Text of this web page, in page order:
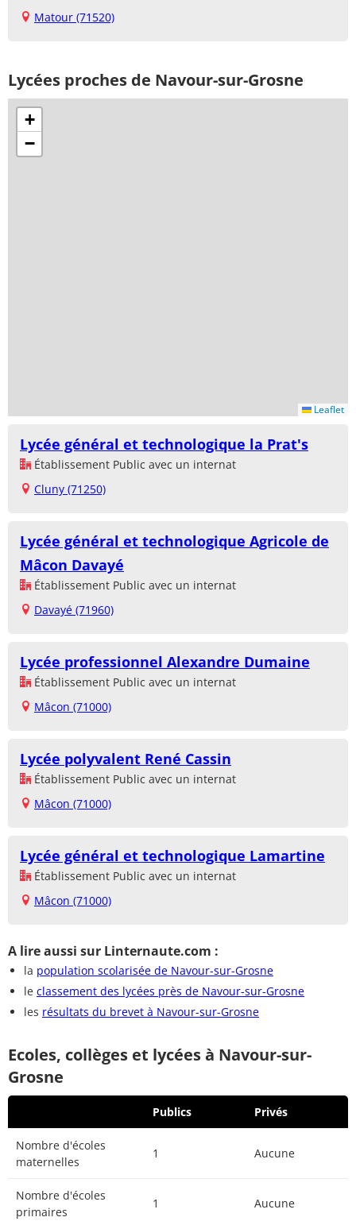
Matour (71520)
Lycées proches de Navour-sur-Grosne
+
−
Leaflet
Lycée général et technologique la Prat's
Établissement Public avec un internat
Cluny (71250)
Lycée général et technologique Agricole de
Mâcon Davayé
Établissement Public avec un internat
Davayé (71960)
Lycée professionnel Alexandre Dumaine
Établissement Public avec un internat
Mâcon (71000)
Lycée polyvalent René Cassin
Établissement Public avec un internat
Mâcon (71000)
Lycée général et technologique Lamartine
Établissement Public avec un internat
Mâcon (71000)
A lire aussi sur Linternaute.com :
la population scolarisée de Navour-sur-Grosne
le classement des lycées près de Navour-sur-Grosne
les résultats du brevet à Navour-sur-Grosne
Ecoles, collèges et lycées à Navour-sur-
Grosne
Publics Privés
Nombre d'écoles
maternelles
1 Aucune
Nombre d'écoles
primaires
1 Aucune